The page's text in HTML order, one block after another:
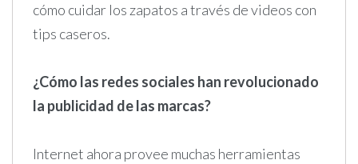
cómo cuidar los zapatos a través de videos con
tips caseros.
¿Cómo las redes sociales han revolucionado
la publicidad de las marcas?
Internet ahora provee muchas herramientas